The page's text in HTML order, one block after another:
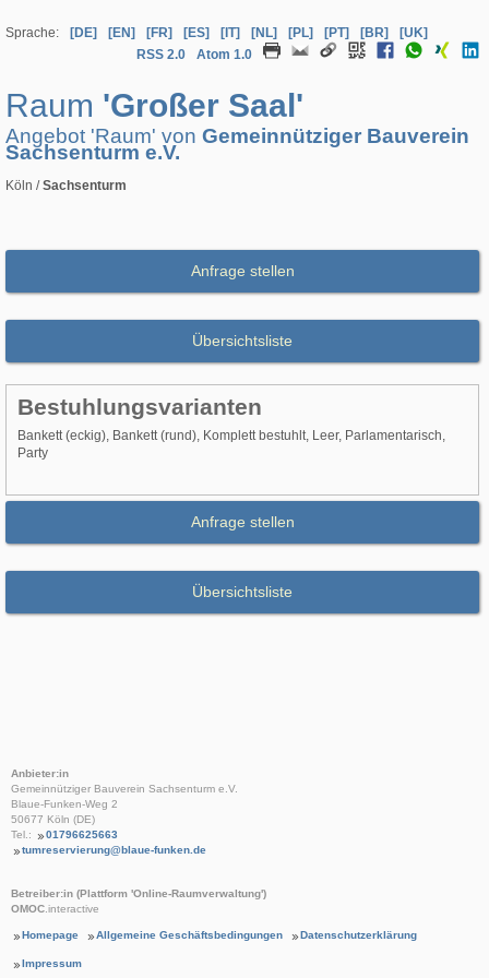
Sprache: [DE] [EN] [FR] [ES] [IT] [NL] [PL] [PT] [BR]
[UK]
RSS 2.0
Atom 1.0
Raum 'Großer Saal'
Angebot 'Raum' von Gemeinnütziger Bauverein
Sachsenturm e.V.
Köln /Sachsenturm
Anfrage stellen
Übersichtsliste
Bestuhlungsvarianten
Bankett (eckig), Bankett (rund), Komplett bestuhlt, Leer, Parlamentarisch,
Party
Anfrage stellen
Übersichtsliste
Anbieter:in
Gemeinnütziger Bauverein Sachsenturm e.V.
Blaue-Funken-Weg 2
50677 Köln (DE)
Tel.:
01796625663
tumreservierung@blaue-funken.de
Betreiber:in (Plattform 'Online-Raumverwaltung')
OMOC.interactive
Homepage Allgemeine Geschäftsbedingungen Datenschutzerklärung
Impressum